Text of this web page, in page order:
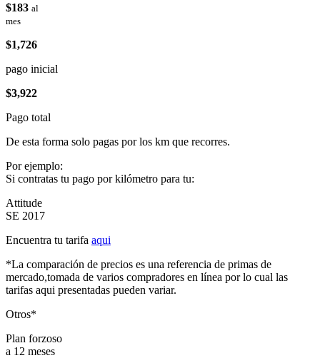
$183 al
mes
$1,726
pago inicial
$3,922
Pago total
De esta forma solo pagas por los km que recorres.
Por ejemplo:
Si contratas tu pago por kilómetro para tu:
Attitude
SE 2017
Encuentra tu tarifa aqui
*La comparación de precios es una referencia de primas de
mercado,tomada de varios compradores en línea por lo cual las
tarifas aqui presentadas pueden variar.
Otros*
Plan forzoso
a 12 meses